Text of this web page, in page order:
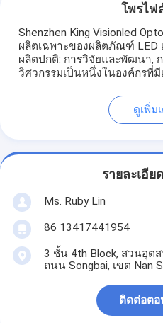
โพรไฟ
Shenzhen King Visionled
ผลิตเฉพาะของผลิตภัณฑ์ LED
ผลิตปกติ: การวิจัยและพัฒนา,
วิศวกรรมเป็นหนึ่งในองค์กรที่มี
ดูเพิ่ม
รายละเอีย
Ms. Ruby Lin
86 13417441954
3 ชั้น 4th Block, สวนอุตส
ถนน Songbai, เขต Nan
ติดต่อต